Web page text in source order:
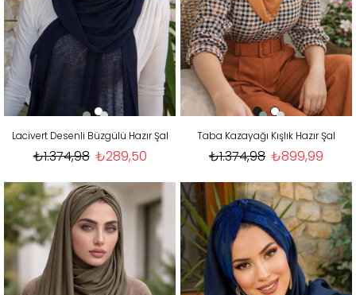
Lacivert Desenli Büzgülü Hazır Şal
₺289,50
₺1.374,98
Taba Kazayağı Kışlık Hazır Şal
₺899,99
₺1.374,98